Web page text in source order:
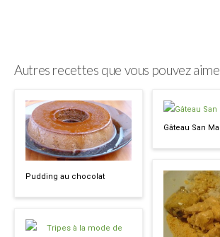
Autres recettes que vous pouvez
Pudding au chocolat
Gâteau San